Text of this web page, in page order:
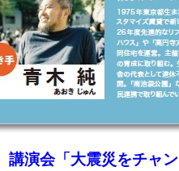
講演会「大震災をチャ